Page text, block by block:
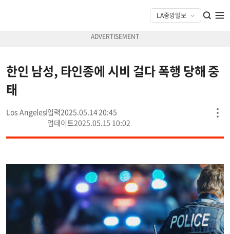
한인 남성, 타인종에 시비 걸다 폭행 당해 중
태
Los Angeles
2025.05.14 20:45
2025.05.15 10:02